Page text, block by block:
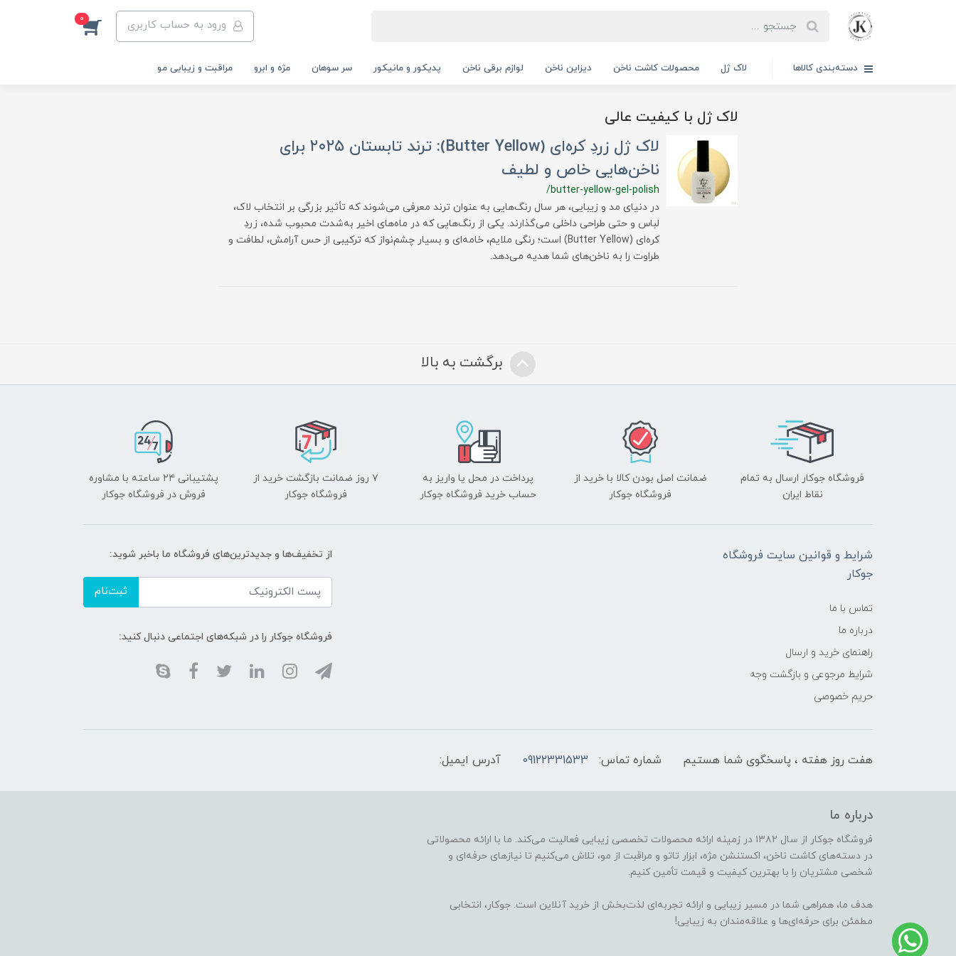
ورود به حساب کاربری 0
دسته‌بندی کالاها لاک ژل محصولات کاشت ناخن دیزاین ناخن لوازم برقی ناخن پدیکور و مانیکور سر سوهان مژه و ابرو مراقبت و زیبایی مو
لاک ژل با کیفیت عالی
لاک ژل زردِ کره‌ای (Butter Yellow): ترند تابستان ۲۰۲۵ برای
ناخن‌هایی خاص و لطیف
/butter-yellow-gel-polish
در دنیای مد و زیبایی، هر سال رنگ‌هایی به عنوان ترند معرفی می‌شوند که تأثیر بزرگی بر انتخاب لاک،
لباس و حتی طراحی داخلی می‌گذارند. یکی از رنگ‌هایی که در ماه‌های اخیر به‌شدت محبوب شده، زردِ
کره‌ای (Butter Yellow) است؛ رنگی ملایم، خامه‌ای و بسیار چشم‌نواز که ترکیبی از حس آرامش، لطافت و
طراوت را به ناخن‌های شما هدیه می‌دهد.
برگشت به بالا
فروشگاه جوکار ارسال به تمام
نقاط ایران
ضمانت اصل بودن کالا با خرید از
فروشگاه جوکار
پرداخت در محل یا واریز به
حساب خرید فروشگاه جوکار
۷ روز ضمانت بازگشت خرید از
فروشگاه جوکار
پشتیبانی ۲۴ ساعته با مشاوره
فروش در فروشگاه جوکار
شرایط و قوانین سایت فروشگاه
جوکار
تماس با ما
درباره ما
راهنمای خرید و ارسال
شرایط مرجوعی و بازگشت وجه
حریم خصوصی
از تخفیف‌ها و جدیدترین‌های فروشگاه ما باخبر شوید:
ثبت‌نام
فروشگاه جوکار را در شبکه‌های اجتماعی دنبال کنید:
هفت روز هفته ، پاسخگوی شما هستیم شماره تماس: 09122331533 آدرس ایمیل:
درباره ما
فروشگاه جوکار از سال ۱۳۸۲ در زمینه ارائه محصولات تخصصی زیبایی فعالیت می‌کند. ما با ارائه محصولاتی
در دسته‌های کاشت ناخن، اکستنشن مژه، ابزار تاتو و مراقبت از مو، تلاش می‌کنیم تا نیازهای حرفه‌ای و
شخصی مشتریان را با بهترین کیفیت و قیمت تأمین کنیم.
هدف ما، همراهی شما در مسیر زیبایی و ارائه تجربه‌ای لذت‌بخش از خرید آنلاین است. جوکار، انتخابی
مطمئن برای حرفه‌ای‌ها و علاقه‌مندان به زیبایی!